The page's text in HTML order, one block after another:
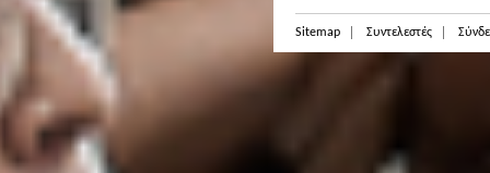
Sitemap Συντελεστές